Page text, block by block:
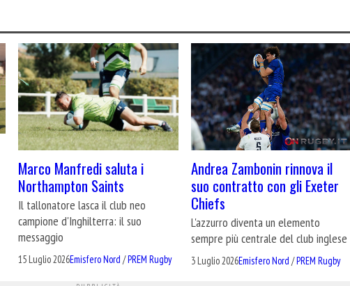
Marco Manfredi saluta i
Northampton Saints
Il tallonatore lasca il club neo
campione d'Inghilterra: il suo
messaggio
15 Luglio 2026Emisfero Nord /PREM Rugby
Andrea Zambonin rinnova il
suo contratto con gli Exeter
Chiefs
L'azzurro diventa un elemento
sempre più centrale del club inglese
3 Luglio 2026Emisfero Nord /PREM Rugby